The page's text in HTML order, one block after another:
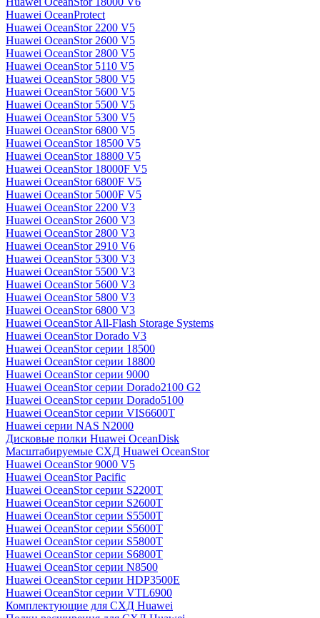
Huawei OceanProtect
Huawei OceanStor 2200 V5
Huawei OceanStor 2600 V5
Huawei OceanStor 2800 V5
Huawei OceanStor 5110 V5
Huawei OceanStor 5800 V5
Huawei OceanStor 5600 V5
Huawei OceanStor 5500 V5
Huawei OceanStor 5300 V5
Huawei OceanStor 6800 V5
Huawei OceanStor 18500 V5
Huawei OceanStor 18800 V5
Huawei OceanStor 18000F V5
Huawei OceanStor 6800F V5
Huawei OceanStor 5000F V5
Huawei OceanStor 2200 V3
Huawei OceanStor 2600 V3
Huawei OceanStor 2800 V3
Huawei OceanStor 2910 V6
Huawei OceanStor 5300 V3
Huawei OceanStor 5500 V3
Huawei OceanStor 5600 V3
Huawei OceanStor 5800 V3
Huawei OceanStor 6800 V3
Huawei OceanStor All-Flash Storage Systems
Huawei OceanStor Dorado V3
Huawei OceanStor серии 18500
Huawei OceanStor серии 18800
Huawei OceanStor серии 9000
Huawei OceanStor серии Dorado2100 G2
Huawei OceanStor серии Dorado5100
Huawei OceanStor серии VIS6600T
Huawei серии NAS N2000
Дисковые полки Huawei OceanDisk
Масштабируемые СХД Huawei OceanStor
Huawei OceanStor 9000 V5
Huawei OceanStor Pacific
Huawei OceanStor серии S2200T
Huawei OceanStor серии S2600T
Huawei OceanStor серии S5500T
Huawei OceanStor серии S5600T
Huawei OceanStor серии S5800T
Huawei OceanStor серии S6800T
Huawei OceanStor серии N8500
Huawei OceanStor серии HDP3500E
Huawei OceanStor серии VTL6900
Комплектующие для СХД Huawei